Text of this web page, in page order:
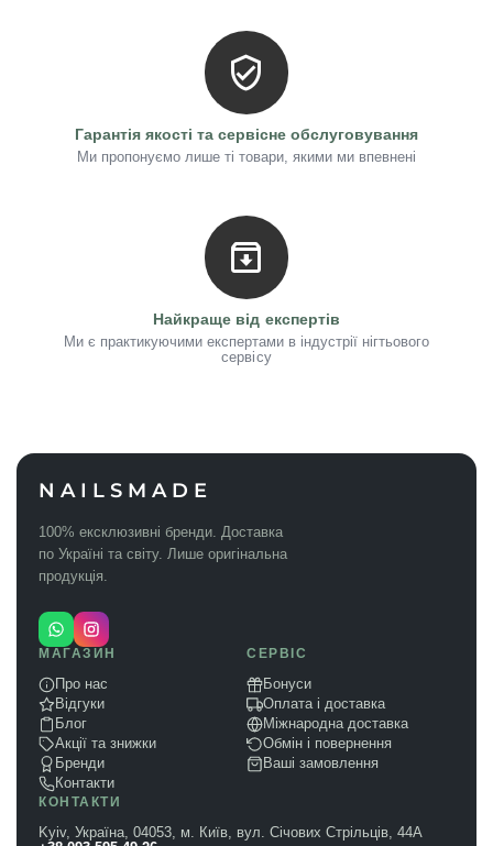
Гарантія якості та сервісне обслуговування
Ми пропонуємо лише ті товари, якими ми впевнені
Найкраще від експертів
Ми є практикуючими експертами в індустрії нігтьового
сервісу
NAILSMADE
100% ексклюзивні бренди. Доставка
по Україні та світу. Лише оригінальна
продукція.
МАГАЗИН
Про нас
Відгуки
Блог
Акції та знижки
Бренди
Контакти
СЕРВІС
Бонуси
Оплата і доставка
Міжнародна доставка
Обмін і повернення
Ваші замовлення
КОНТАКТИ
Kyiv, Україна, 04053, м. Київ, вул. Січових Стрільців, 44А